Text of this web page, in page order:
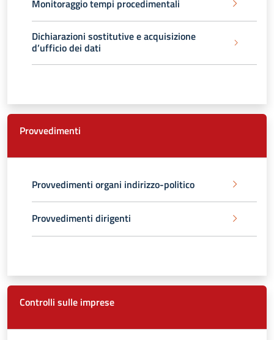
Monitoraggio tempi procedimentali
Dichiarazioni sostitutive e acquisizione
d’ufficio dei dati
Provvedimenti
Provvedimenti organi indirizzo-politico
Provvedimenti dirigenti
Controlli sulle imprese